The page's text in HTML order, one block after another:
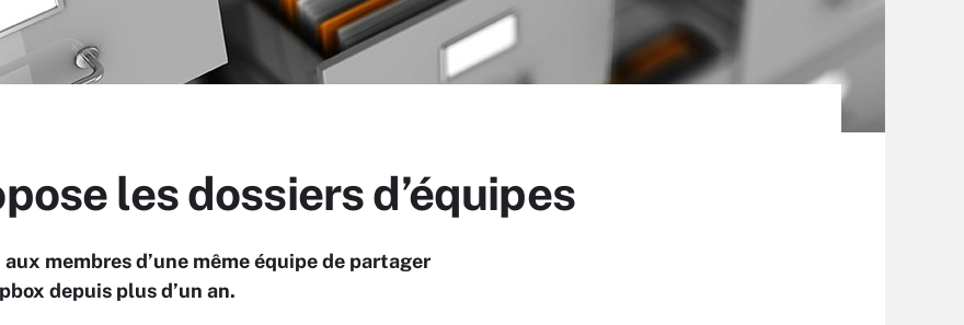
les dossiers d’équipes
membres d’une même équipe de partager
depuis plus d’un an.